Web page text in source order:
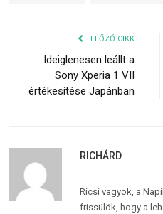
ELŐZŐ CIKK
Ideiglenesen leállt a
Sony Xperia 1 VII
értékesítése Japánban
RICHÁRD
Ricsi vagyok, a
frissülök, hogy a